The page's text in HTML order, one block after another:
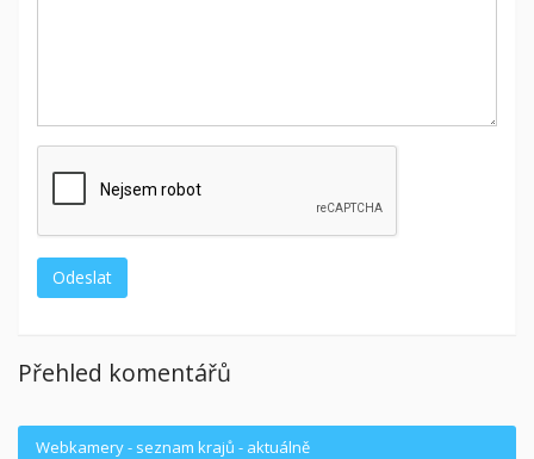
Přehled komentářů
Webkamery - seznam krajů - aktuálně